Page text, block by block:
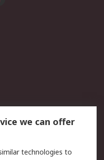
데이터 보호
we can offer
technologies to